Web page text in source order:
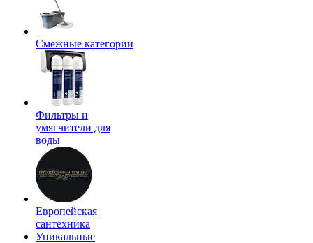
Смежные категории
Фильтры и
умягчители для
воды
Европейская
сантехника
Уникальные